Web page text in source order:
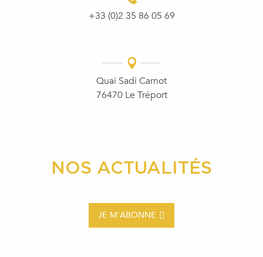
+33 (0)2 35 86 05 69
Quai Sadi Carnot
76470 Le Tréport
NOS ACTUALITÉS
JE M'ABONNE